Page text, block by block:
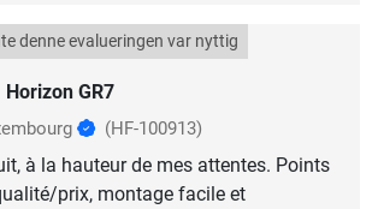
Horizon GR7
denne evalueringen var nyttig
(HF-100913)
à la hauteur de mes attentes. Points
prix, montage facile et